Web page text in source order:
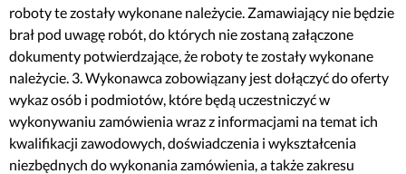
roboty te zostały wykonane należycie. Zamawiający nie będzie
brał pod uwagę robót, do których nie zostaną załączone
dokumenty potwierdzające, że roboty te zostały wykonane
należycie. 3. Wykonawca zobowiązany jest dołączyć do oferty
wykaz osób i podmiotów, które będą uczestniczyć w
wykonywaniu zamówienia wraz z informacjami na temat ich
kwalifikacji zawodowych, doświadczenia i wykształcenia
niezbędnych do wykonania zamówienia, a także zakresu